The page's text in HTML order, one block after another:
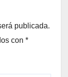
publicada.
con *